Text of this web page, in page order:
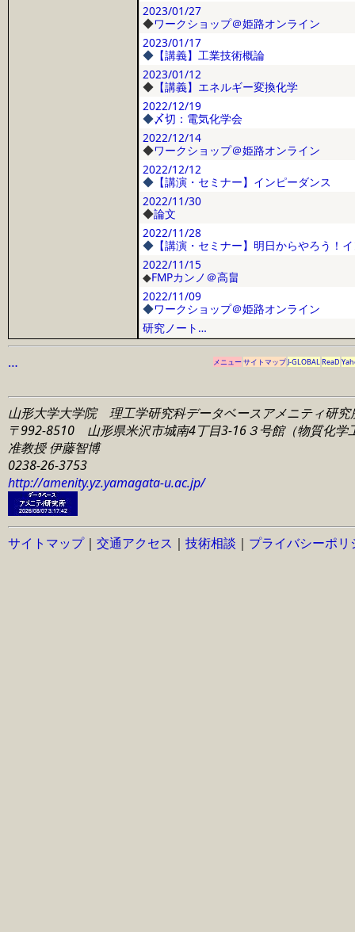
2023/01/27
◆ワークショップ＠姫路オンライン
2023/01/17
◆ 【講義】工業技術概論
2023/01/12
◆ 【講義】エネルギー変換化学
2022/12/19
◆〆切：電気化学会
2022/12/14
◆ワークショップ＠姫路オンライン
2022/12/12
◆ 【講演・セミナー】インピーダンス
2022/11/30
◆論文
2022/11/28
◆ 【講演・セミナー】明日からやろう！
2022/11/15
◆FMPカンノ＠高畠
2022/11/09
◆ワークショップ＠姫路オンライン
研究ノート…
… メニューサイトマップJ-GLOBALReaD
山形大学大学院 理工学研究科データベースアメニティ研究
〒992-8510 山形県米沢市城南4丁目3-16３号館（物質化学
准教授 伊藤智博
0238-26-3753
http://amenity.yz.yamagata-u.ac.jp/
サイトマップ｜ 交通アクセス ｜ 技術相談 ｜ プライバシーポリ